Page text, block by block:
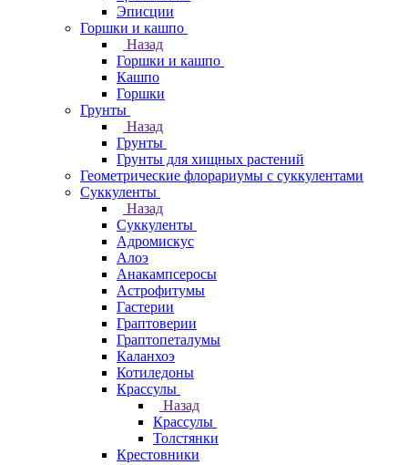
Эписции
Горшки и кашпо
Назад
Горшки и кашпо
Кашпо
Горшки
Грунты
Назад
Грунты
Грунты для хищных растений
Геометрические флорариумы с суккулентами
Суккуленты
Назад
Суккуленты
Адромискус
Алоэ
Анакампсеросы
Астрофитумы
Гастерии
Граптоверии
Граптопеталумы
Каланхоэ
Котиледоны
Крассулы
Назад
Крассулы
Толстянки
Крестовники